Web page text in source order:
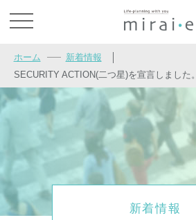
ホーム 新着情報
SECURITY ACTION(二つ星)を宣言しました。
新着情報